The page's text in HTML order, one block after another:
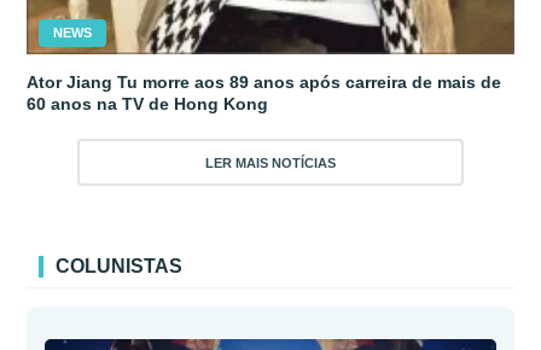
NEWS
Ator Jiang Tu morre aos 89 anos após carreira de mais de
60 anos na TV de Hong Kong
LER MAIS NOTÍCIAS
COLUNISTAS